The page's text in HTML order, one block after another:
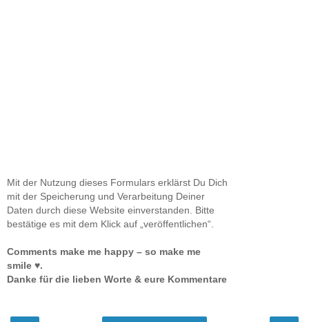
Mit der Nutzung dieses Formulars erklärst Du Dich
mit der Speicherung und Verarbeitung Deiner
Daten durch diese Website einverstanden. Bitte
bestätige es mit dem Klick auf „veröffentlichen“.
Comments make me happy – so make me
smile ♥.
Danke für die lieben Worte & eure Kommentare